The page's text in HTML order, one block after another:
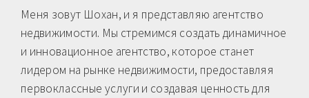
Меня зовут Шохан, и я представляю агентство
недвижимости. Мы стремимся создать динамичное
и инновационное агентство, которое станет
лидером на рынке недвижимости, предоставляя
первоклассные услуги и создавая ценность для